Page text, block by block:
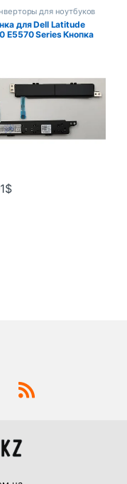
для ноутбуков
для Dell Latitude
E5570 Series Кнопка
$